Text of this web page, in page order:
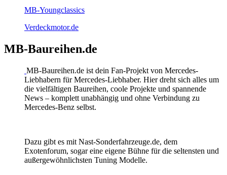
MB-Youngclassics
Verdeckmotor.de
MB-Baureihen.de
MB-Baureihen.de ist dein Fan-Projekt von Mercedes-
Liebhabern für Mercedes-Liebhaber. Hier dreht sich alles um
die vielfältigen Baureihen, coole Projekte und spannende
News – komplett unabhängig und ohne Verbindung zu
Mercedes-Benz selbst.
Dazu gibt es mit Nast-Sonderfahrzeuge.de, dem
Exotenforum, sogar eine eigene Bühne für die seltensten und
außergewöhnlichsten Tuning Modelle.